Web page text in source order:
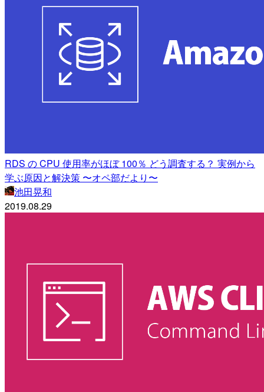
RDS の CPU 使用率がほぼ 100％ どう調査する？ 実例から
学ぶ原因と解決策 〜オペ部だより〜
池田晃和
2019.08.29